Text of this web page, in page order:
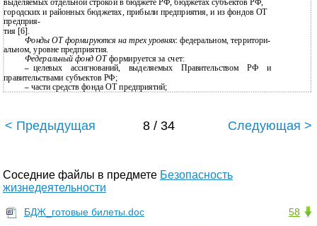
выделяемых отдельной строкой в бюджете РФ, бюджетах субъектов РФ,
городских и районных бюджетах, прибыли предприятия, и из фондов ОТ
предприя-
тия [6].
Фонды ОТ формируются на трех уровнях: федеральном, территори-
альном, уровне предприятия.
Федеральный фонд ОТформируется за счет:
– целевых ассигнований, выделяемых Правительством РФ и
правительствами субъектов РФ;
– части средств фонда ОТ предприятий;
< Предыдущая 8 / 34 Следующая >
Соседние файлы в предмете Безопасность
жизнедеятельности
58
БДЖ_готовые билеты.doc